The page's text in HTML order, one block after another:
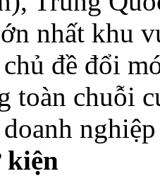
nhất khu
đề đổi
toàn chuỗi
kiện